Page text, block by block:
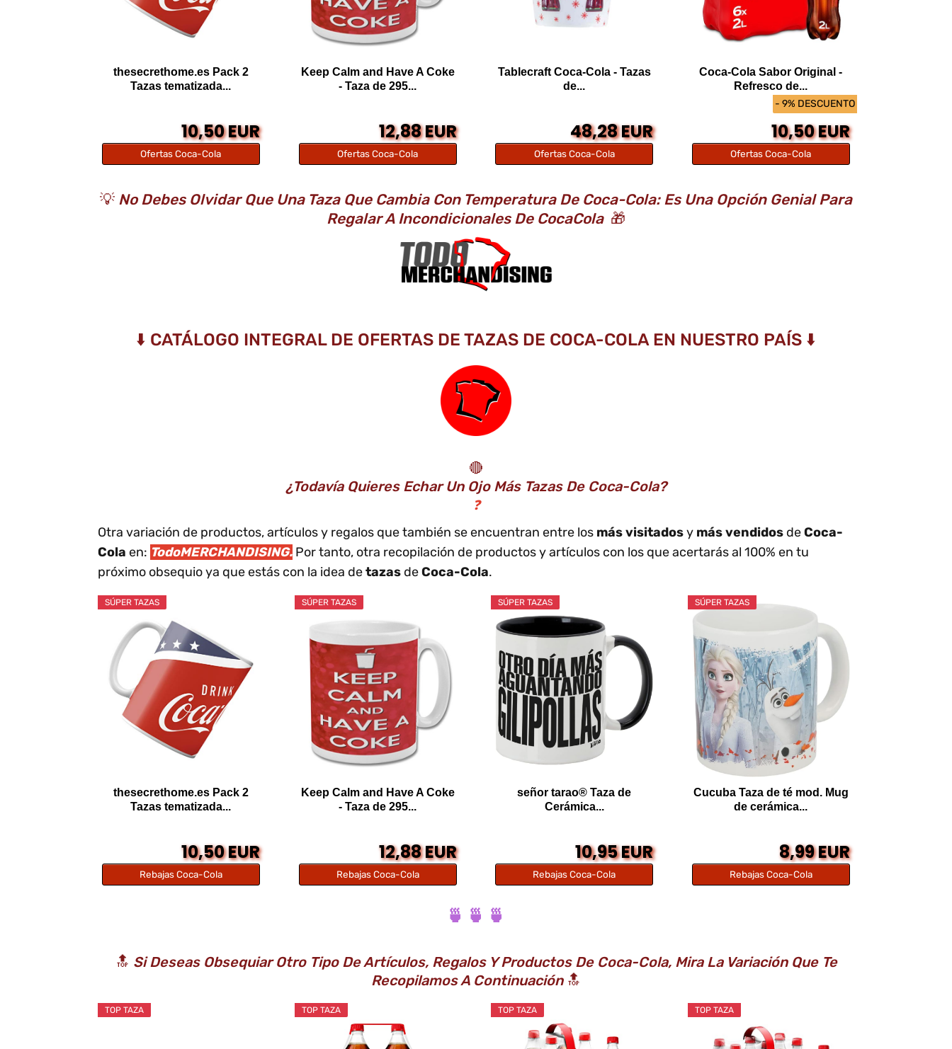
thesecrethome.es Pack 2
Tazas tematizada...
10,50 EUR
Ofertas Coca-Cola
Keep Calm and Have A Coke
- Taza de 295...
12,88 EUR
Ofertas Coca-Cola
Tablecraft Coca-Cola - Tazas
de...
48,28 EUR
Ofertas Coca-Cola
- 9% DESCUENTO
Coca-Cola Sabor Original -
Refresco de...
10,50 EUR
Ofertas Coca-Cola
💡 No Debes Olvidar Que Una Taza Que Cambia Con Temperatura De Coca-Cola: Es Una Opción Genial Para
Regalar A Incondicionales De CocaCola 🎁
⬇️ CATÁLOGO INTEGRAL DE OFERTAS DE TAZAS DE COCA-COLA EN NUESTRO PAÍS ⬇️
🔴
¿Todavía Quieres Echar Un Ojo Más Tazas De Coca-Cola?
❓
Otra variación de productos, artículos y regalos que también se encuentran entre los más visitadosy más vendidos deCoca-
Cola en: TodoMERCHANDISING. Por tanto, otra recopilación de productos y artículos con los que acertarás al 100% en tu
próximo obsequio ya que estás con la idea detazas deCoca-Cola.
SÚPER TAZAS
thesecrethome.es Pack 2
Tazas tematizada...
10,50 EUR
Rebajas Coca-Cola
SÚPER TAZAS
Keep Calm and Have A Coke
- Taza de 295...
12,88 EUR
Rebajas Coca-Cola
SÚPER TAZAS
señor tarao® Taza de
Cerámica...
10,95 EUR
Rebajas Coca-Cola
SÚPER TAZAS
Cucuba Taza de té mod. Mug
de cerámica...
8,99 EUR
Rebajas Coca-Cola
🍵 🍵 🍵
🔝 Si Deseas Obsequiar Otro Tipo De Artículos, Regalos Y Productos De Coca-Cola, Mira La Variación Que Te
Recopilamos A Continuación🔝
TOP TAZA TOP TAZA TOP TAZA TOP TAZA